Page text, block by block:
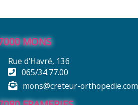
MONS
Rue d'Havré, 136
065/34.77.00
mons@creteur-orthopedie.com